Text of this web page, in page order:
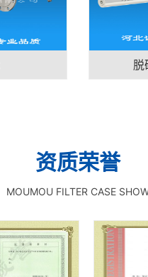
脱
资质荣誉
MOUMOU FILTER CASE